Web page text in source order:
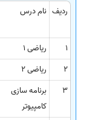
ردیف نام درس
1
ریاضی 1
2
ریاضی 2
3
برنامه سازی
کامپیوتر